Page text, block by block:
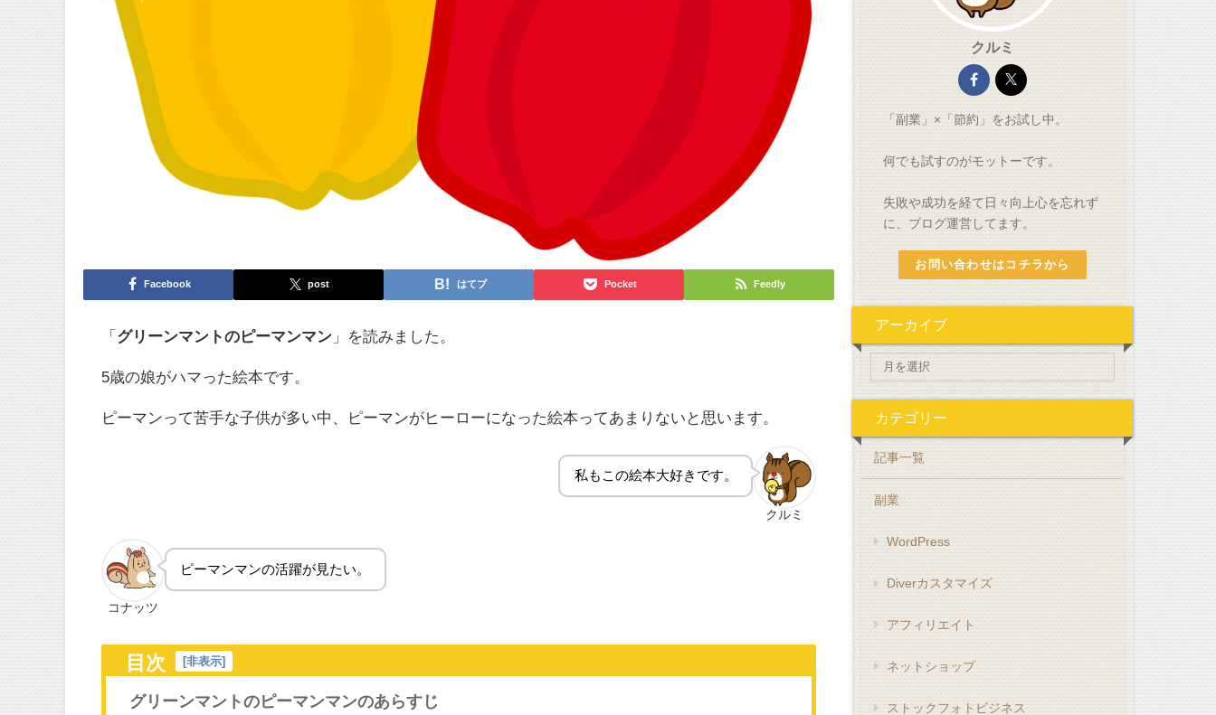
Facebook post はてブ Pocket Feedly
「 グリーンマントのピーマンマン 」を読みました。
5歳の娘がハマった絵本です。
ピーマンって苦手な子供が多い中、ピーマンがヒーローになった絵本ってあまりないと思います。
クルミ
私もこの絵本大好きです。
コナッツ
ピーマンマンの活躍が見たい。
目次 [非表示]
グリーンマントのピーマンマンのあらすじ
クルミ
「副業」×「節約」をお試し中。
何でも試すのがモットーです。
失敗や成功を経て日々向上心を忘れず
に、ブログ運営してます。
お問い合わせはコチラから
アーカイブ
カテゴリー
記事一覧
副業
WordPress
Diverカスタマイズ
アフィリエイト
ネットショップ
ストックフォトビジネス